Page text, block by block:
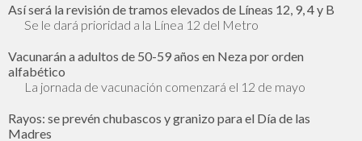
Así será la revisión de tramos elevados de Líneas 12, 9, 4 y B
Se le dará prioridad a la Línea 12 del Metro
Vacunarán a adultos de 50-59 años en Neza por orden
alfabético
La jornada de vacunación comenzará el 12 de mayo
Rayos: se prevén chubascos y granizo para el Día de las
Madres